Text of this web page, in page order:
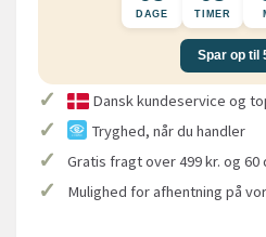
DAGE TIMER
Spar op til
✓ Dansk kundeservice og
✓ Tryghed, når du handler
✓ Gratis fragt over 499 kr. og
✓ Mulighed for afhentning på